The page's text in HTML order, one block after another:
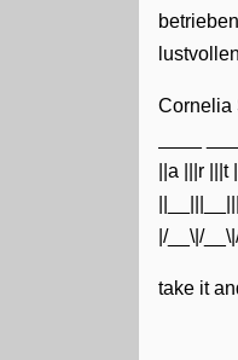
Cornelia
||a |||r
|/__\|/
take it